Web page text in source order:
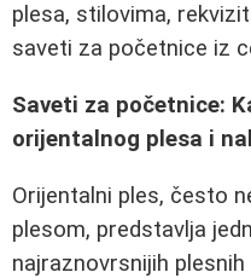
plesa, stilovima,
saveti za početnice iz
Saveti za početnice:
orijentalnog plesa i
Orijentalni ples, često
plesom, predstavlja
najraznovrsnijih